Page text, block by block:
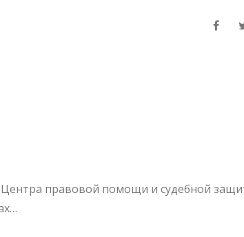
правовой помощи и судебной